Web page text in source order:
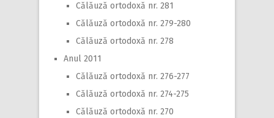
Călăuză ortodoxă nr. 281
Călăuză ortodoxă nr. 279-280
Călăuză ortodoxă nr. 278
Anul 2011
Călăuză ortodoxă nr. 276-277
Călăuză ortodoxă nr. 274-275
Călăuză ortodoxă nr. 270